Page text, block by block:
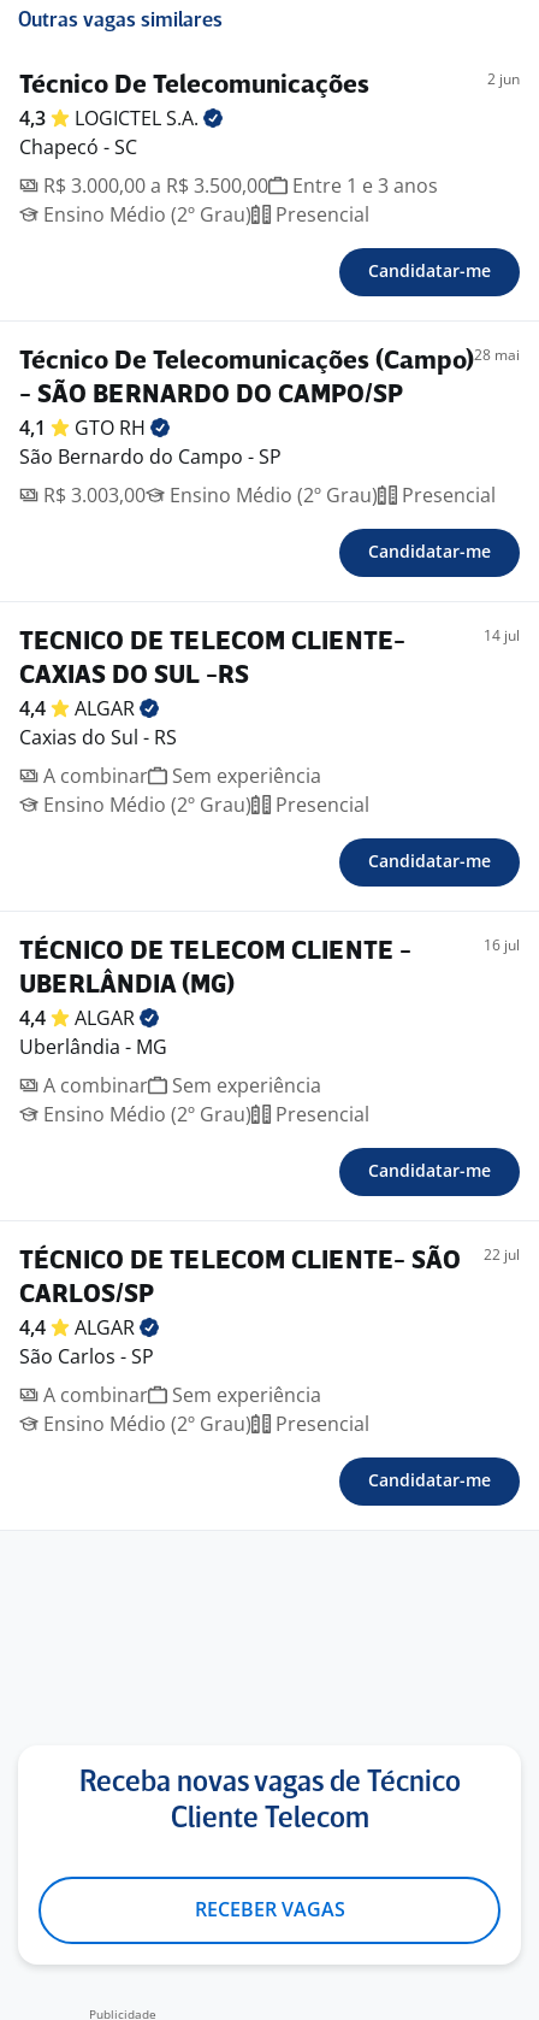
Outras vagas similares
Técnico De Telecomunicações 2 jun
4,3 LOGICTELS.A.
Chapecó - SC
R$ 3.000,00 a R$ 3.500,00
Entre 1 e 3 anos
Ensino Médio (2º Grau)
Presencial
Candidatar-me
Técnico De Telecomunicações (Campo)
- SÃO BERNARDO DO CAMPO/SP
28 mai
4,1 GTO RH
São Bernardo do Campo - SP
R$ 3.003,00
Ensino Médio (2º Grau) Presencial
Candidatar-me
TECNICO DE TELECOM CLIENTE-
CAXIAS DO SUL -RS
14 jul
4,4
ALGAR
Caxias do Sul - RS
A combinar
Sem experiência
Ensino Médio (2º Grau)
Presencial
Candidatar-me
TÉCNICO DE TELECOM CLIENTE -
UBERLÂNDIA (MG)
16 jul
4,4
ALGAR
Uberlândia - MG
A combinar
Sem experiência
Ensino Médio (2º Grau)
Presencial
Candidatar-me
TÉCNICO DE TELECOM CLIENTE- SÃO
CARLOS/SP
22 jul
4,4
ALGAR
São Carlos - SP
A combinar
Sem experiência
Ensino Médio (2º Grau)
Presencial
Candidatar-me
Receba novas vagas de Técnico
Cliente Telecom
RECEBER VAGAS